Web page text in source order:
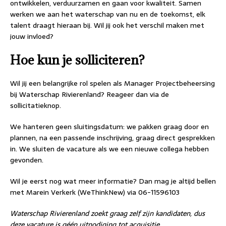
ontwikkelen, verduurzamen en gaan voor kwaliteit. Samen
werken we aan het waterschap van nu en de toekomst, elk
talent draagt hieraan bij. Wil jij ook het verschil maken met
jouw invloed?
Hoe kun je solliciteren?
Wil jij een belangrijke rol spelen als Manager Projectbeheersing
bij Waterschap Rivierenland? Reageer dan via de
sollicitatieknop.
We hanteren geen sluitingsdatum: we pakken graag door en
plannen, na een passende inschrijving, graag direct gesprekken
in. We sluiten de vacature als we een nieuwe collega hebben
gevonden.
Wil je eerst nog wat meer informatie? Dan mag je altijd bellen
met Marein Verkerk (WeThinkNew) via 06-11596103
Waterschap Rivierenland zoekt graag zelf zijn kandidaten, dus